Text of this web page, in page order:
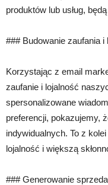
produktów lub usług,
### Budowanie zaufania i
Korzystając z email
zaufanie i lojalność
spersonalizowane
preferencji, pokazujemy,
indywidualnych. To z
lojalność i większą
### Generowanie